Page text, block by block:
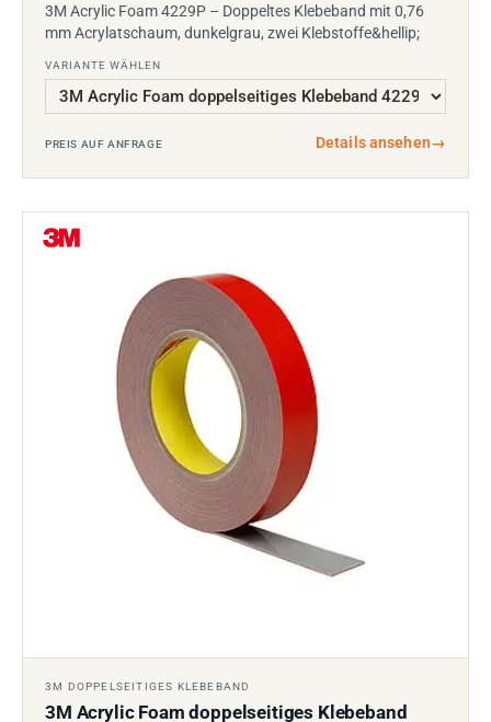
3M Acrylic Foam 4229P – Doppeltes Klebeband mit 0,76
mm Acrylatschaum, dunkelgrau, zwei Klebstoffe&hellip;
VARIANTE WÄHLEN
PREIS AUF ANFRAGE Details ansehen→
3M DOPPELSEITIGES KLEBEBAND
3M Acrylic Foam doppelseitiges Klebeband